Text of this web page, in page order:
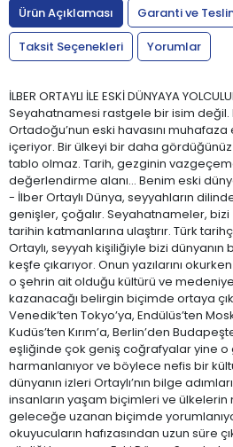
Ürün Açıklaması
Garanti ve
Taksit Seçenekleri
Yorumlar
İLBER ORTAYLI İLE ESKİ DÜNYAYA
Seyahatnamesi rastgele bir isim değil.
Ortadoğu’nun eski havasını
içeriyor. Bir ülkeyi bir daha
tablo olmaz. Tarih, gezginin
değerlendirme alanı... Benim eski
- İlber Ortaylı Dünya, seyyahların
genişler, çoğalır. Seyahatnameler,
tarihin katmanlarına ulaştırır. Türk
Ortaylı, seyyah kişiliğiyle bizi dünyanın
keşfe çıkarıyor. Onun yazılarını
o şehrin ait olduğu kültürü ve
kazanacağı belirgin biçimde ortaya
Venedik’ten Tokyo’ya, Endülüs’ten
Kudüs’ten Kırım’a, Berlin’den
eşliğinde çok geniş coğrafyalar yine o
harmanlanıyor ve böylece nefis bir
dünyanın izleri Ortaylı’nın bilge
insanların yaşam biçimleri ve
geleceğe uzanan biçimde
okuyucuların hafızasından uzun süre